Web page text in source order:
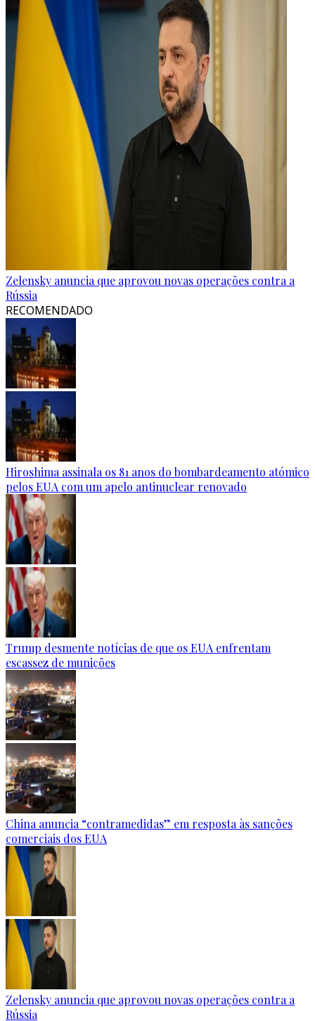
Zelensky anuncia que aprovou novas operações contra a
Rússia
RECOMENDADO
Hiroshima assinala os 81 anos do bombardeamento atómico
pelos EUA com um apelo antinuclear renovado
Trump desmente notícias de que os EUA enfrentam
escassez de munições
China anuncia “contramedidas” em resposta às sanções
comerciais dos EUA
Zelensky anuncia que aprovou novas operações contra a
Rússia